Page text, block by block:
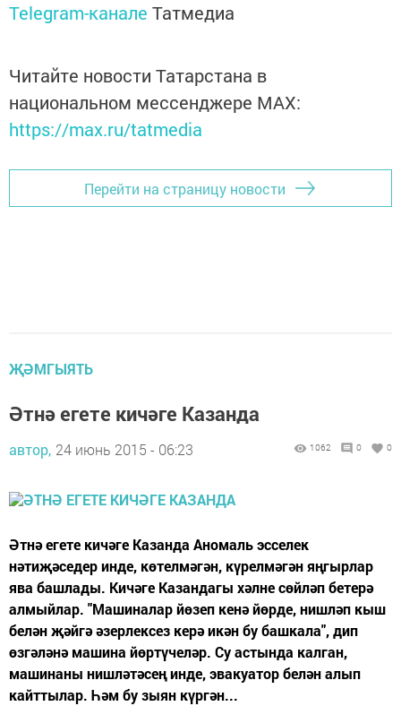
Telegram-канале Татмедиа
Читайте новости Татарстана в
национальном мессенджере MАХ:
https://max.ru/tatmedia
Перейти на страницу новости
ҖӘМГЫЯТЬ
Әтнә егете кичәге Казанда
автор, 24 июнь 2015 - 06:23 1062 0 0
Әтнә егете кичәге Казанда Аномаль эсселек
нәтиҗәседер инде, көтелмәгән, күрелмәгән яңгырлар
ява башлады. Кичәге Казандагы хәлне сөйләп бетерә
алмыйлар. "Машиналар йөзеп кенә йөрде, нишләп кыш
белән җәйгә әзерлексез керә икән бу башкала", дип
өзгәләнә машина йөртүчеләр. Су астында калган,
машинаны нишләтәсең инде, эвакуатор белән алып
кайттылар. Һәм бу зыян күргән...